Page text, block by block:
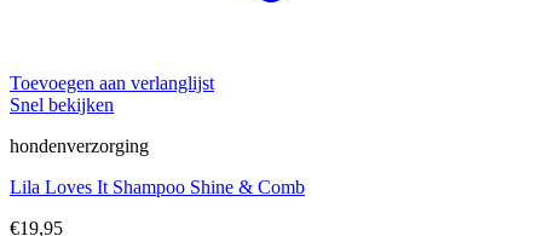
Toevoegen aan verlanglijst
Snel bekijken
hondenverzorging
Lila Loves It Shampoo Shine & Comb
€19,95